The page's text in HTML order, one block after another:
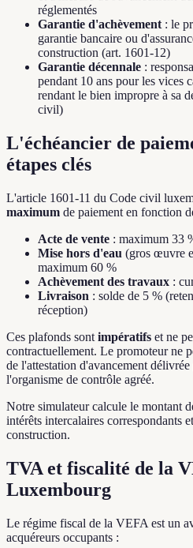
réglementés
Garantie d'achèvement : le
garantie bancaire ou
construction (art. 1601-12)
Garantie décennale :
pendant 10 ans pour les vices
rendant le bien impropre à sa
civil)
L'échéancier de
étapes clés
L'article 1601-11 du Code civil
maximum de paiement en fonction
Acte de vente : maximum 33
Mise hors d'eau (gros œuvre
maximum 60 %
Achèvement des travaux :
Livraison : solde de 5 %
réception)
Ces plafonds sont impératifs et ne
contractuellement. Le promoteur ne
de l'attestation d'avancement
l'organisme de contrôle agréé.
Notre simulateur calcule le montant
intérêts intercalaires correspondants
construction.
TVA et fiscalité de la
Luxembourg
Le régime fiscal de la VEFA est un
acquéreurs occupants :